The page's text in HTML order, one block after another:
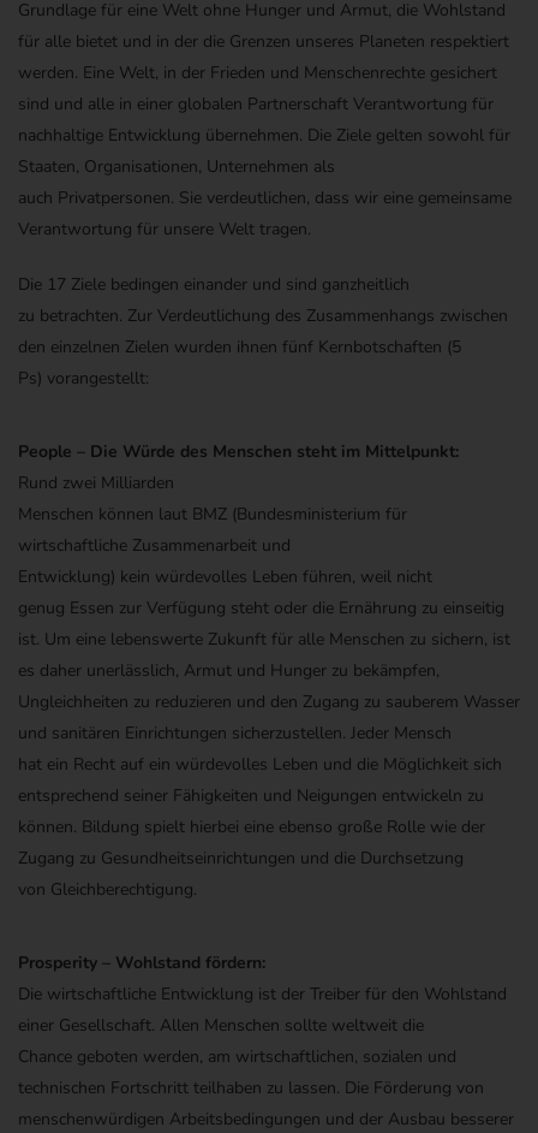
Grundlage für eine Welt ohne Hunger und Armut, die Wohlstand
für alle bietet und in der die Grenzen unseres Planeten respektiert
werden. Eine Welt, in der Frieden und Menschenrechte gesichert
sind und alle in einer globalen Partnerschaft Verantwortung für
nachhaltige Entwicklung übernehmen. Die Ziele gelten sowohl für
Staaten, Organisationen, Unternehmen als
auch Privatpersonen. Sie verdeutlichen, dass wir eine gemeinsame
Verantwortung für unsere Welt tragen.
Die 17 Ziele bedingen einander und sind ganzheitlich
zu betrachten. Zur Verdeutlichung des Zusammenhangs zwischen
den einzelnen Zielen wurden ihnen fünf Kernbotschaften (5
Ps) vorangestellt:
People – Die Würde des Menschen steht im Mittelpunkt:
Rund zwei Milliarden
Menschen können laut BMZ (Bundesministerium für
wirtschaftliche Zusammenarbeit und
Entwicklung) kein würdevolles Leben führen, weil nicht
genug Essen zur Verfügung steht oder die Ernährung zu einseitig
ist. Um eine lebenswerte Zukunft für alle Menschen zu sichern, ist
es daher unerlässlich, Armut und Hunger zu bekämpfen,
Ungleichheiten zu reduzieren und den Zugang zu sauberem Wasser
und sanitären Einrichtungen sicherzustellen. Jeder Mensch
hat ein Recht auf ein würdevolles Leben und die Möglichkeit sich
entsprechend seiner Fähigkeiten und Neigungen entwickeln zu
können. Bildung spielt hierbei eine ebenso große Rolle wie der
Zugang zu Gesundheitseinrichtungen und die Durchsetzung
von Gleichberechtigung.
Prosperity – Wohlstand fördern:
Die wirtschaftliche Entwicklung ist der Treiber für den Wohlstand
einer Gesellschaft. Allen Menschen sollte weltweit die
Chance geboten werden, am wirtschaftlichen, sozialen und
technischen Fortschritt teilhaben zu lassen. Die Förderung von
menschenwürdigen Arbeitsbedingungen und der Ausbau besserer